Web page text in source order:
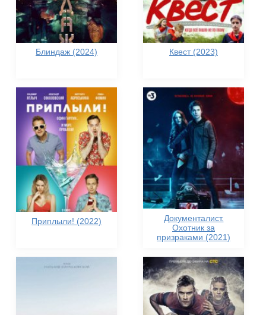
Блиндаж (2024) Квест (2023)
Приплыли! (2022)
Документалист.
Охотник за
призраками (2021)